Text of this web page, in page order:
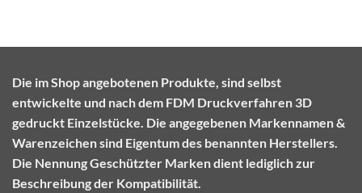
Die im Shop angebotenen Produkte, sind selbst
entwickelte und nach dem FDM Druckverfahren 3D
gedruckt Einzelstücke. Die angegebenen Markennamen &
Warenzeichen sind Eigentum des benannten Herstellers.
Die Nennung Geschützter Marken dient lediglich zur
Beschreibung der Kompatibilität.